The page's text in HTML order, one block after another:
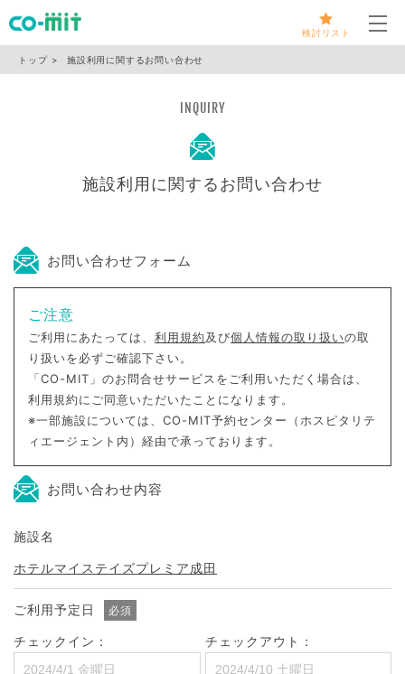
検討リスト
トップ 施設利用に関するお問い合わせ
INQUIRY
施設利用に関するお問い合わせ
お問い合わせフォーム
ご注意
ご利用にあたっては、 利用規約及び個人情報の取り扱いの取
り扱いを必ずご確認下さい。
「CO-MIT」のお問合せサービスをご利用いただく場合は、
利用規約にご同意いただいたことになります。
※一部施設については、CO-MIT予約センター（ホスピタリテ
ィエージェント内）経由で承っております。
お問い合わせ内容
施設名
ホテルマイステイズプレミア成田
ご利用予定日 必須
チェックイン： チェックアウト：